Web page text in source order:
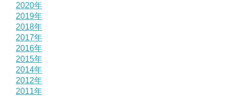
2020年
2019年
2018年
2017年
2016年
2015年
2014年
2012年
2011年